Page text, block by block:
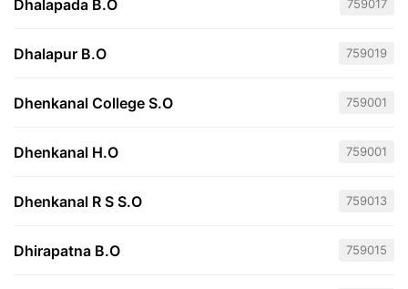
Dhalapada B.O 759017
Dhalapur B.O 759019
Dhenkanal College S.O 759001
Dhenkanal H.O 759001
Dhenkanal R S S.O 759013
Dhirapatna B.O 759015